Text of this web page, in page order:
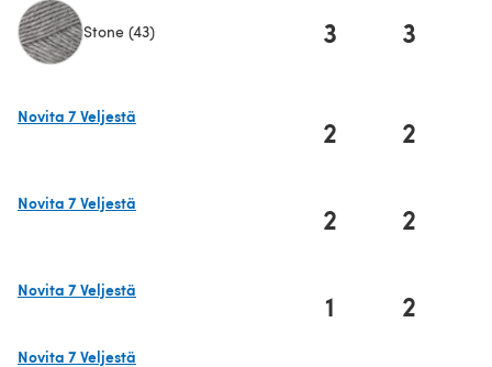
Stone (43) 3 3
Novita 7 Veljestä
2 2
Novita 7 Veljestä
2 2
Novita 7 Veljestä
1 2
Novita 7 Veljestä